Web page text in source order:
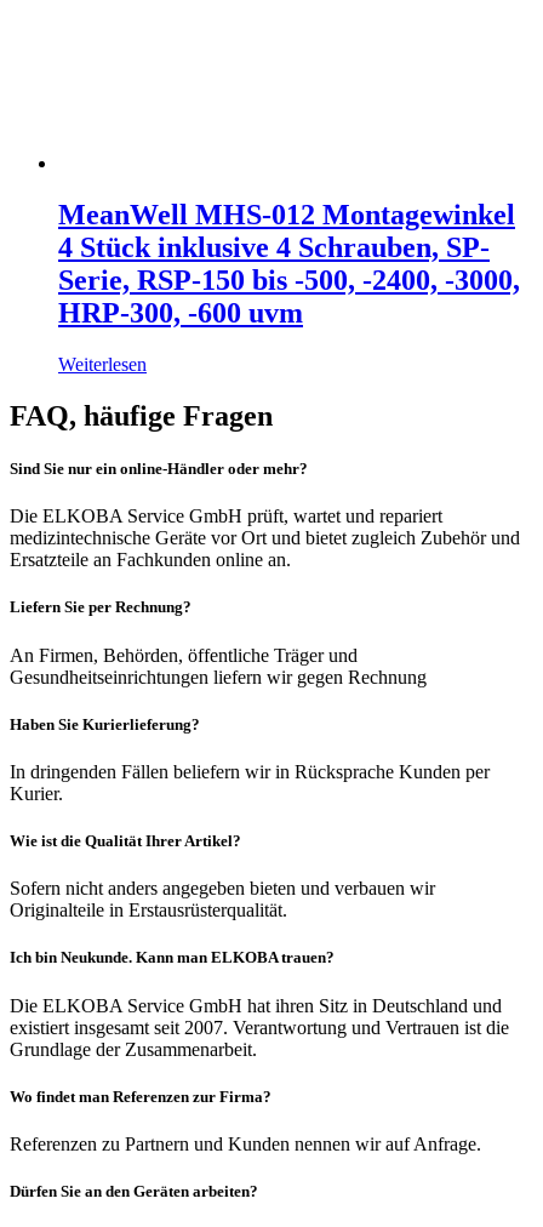
MeanWell MHS-012 Montagewinkel
4 Stück inklusive 4 Schrauben, SP-
Serie, RSP-150 bis -500, -2400, -3000,
HRP-300, -600 uvm
Weiterlesen
FAQ, häufige Fragen
Sind Sie nur ein online-Händler oder mehr?
Die ELKOBA Service GmbH prüft, wartet und repariert
medizintechnische Geräte vor Ort und bietet zugleich Zubehör und
Ersatzteile an Fachkunden online an.
Liefern Sie per Rechnung?
An Firmen, Behörden, öffentliche Träger und
Gesundheitseinrichtungen liefern wir gegen Rechnung
Haben Sie Kurierlieferung?
In dringenden Fällen beliefern wir in Rücksprache Kunden per
Kurier.
Wie ist die Qualität Ihrer Artikel?
Sofern nicht anders angegeben bieten und verbauen wir
Originalteile in Erstausrüsterqualität.
Ich bin Neukunde. Kann man ELKOBA trauen?
Die ELKOBA Service GmbH hat ihren Sitz in Deutschland und
existiert insgesamt seit 2007. Verantwortung und Vertrauen ist die
Grundlage der Zusammenarbeit.
Wo findet man Referenzen zur Firma?
Referenzen zu Partnern und Kunden nennen wir auf Anfrage.
Dürfen Sie an den Geräten arbeiten?